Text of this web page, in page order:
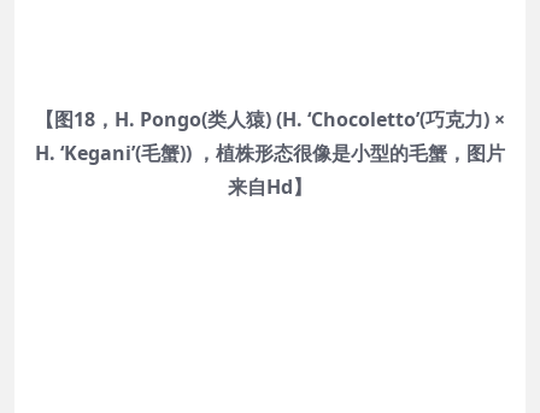
【图18，H. Pongo(类人猿) (H. ‘Chocoletto’(巧克力) ×
H. ‘Kegani’(毛蟹)) ，植株形态很像是小型的毛蟹，图片
来自Hd】